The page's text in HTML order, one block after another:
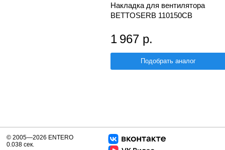
Накладка для вентилятора
BETTOSERB 110150CB
1 967 р.
Подобрать аналог
© 2005—2026 ENTERO
0.038 сек.